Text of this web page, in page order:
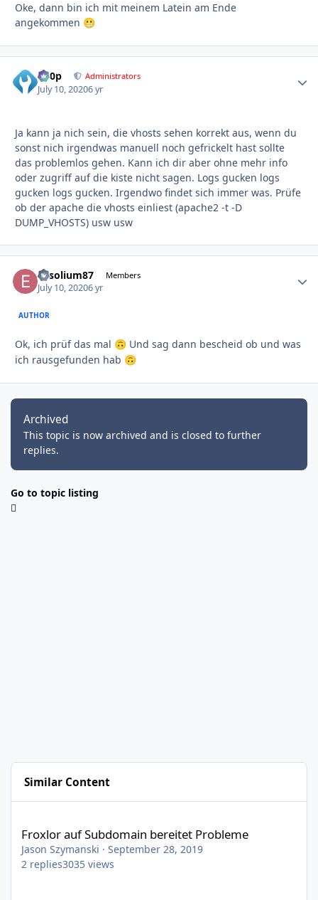
Oke, dann bin ich mit meinem Latein am Ende
angekommen 😬
d00p Administrators
July 10, 20206 yr
Ja kann ja nich sein, die vhosts sehen korrekt aus, wenn du
sonst nich irgendwas manuell noch gefrickelt hast sollte
das problemlos gehen. Kann ich dir aber ohne mehr info
oder zugriff auf die kiste nicht sagen. Logs gucken logs
gucken logs gucken. Irgendwo findet sich immer was. Prüfe
ob der apache die vhosts einliest (apache2 -t -D
DUMP_VHOSTS) usw usw
Exsolium87 Members
July 10, 20206 yr
AUTHOR
Ok, ich prüf das mal 🙃 Und sag dann bescheid ob und was
ich rausgefunden hab 🙃
Archived
This topic is now archived and is closed to further
replies.
Go to topic listing
Similar Content
Froxlor auf Subdomain bereitet Probleme
Jason Szymanski · September 28, 2019
2 replies3035 views